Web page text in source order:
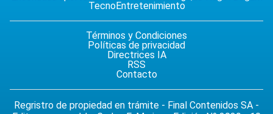
TecnoEntretenimiento
Términos y Condiciones
Políticas de privacidad
Directrices IA
RSS
Contacto
Regristro de propiedad en trámite - Final Contenidos SA -